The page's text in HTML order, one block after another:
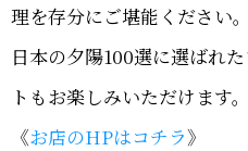
理を存分にご堪能ください。
日本の夕陽100選に選ばれ
トもお楽しみいただけます。
《お店のHPはコチラ》